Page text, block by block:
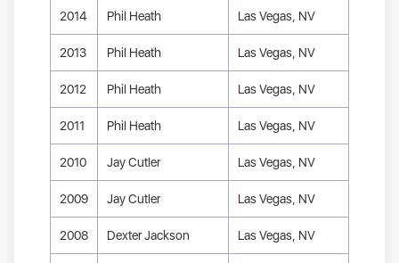
2014 Phil Heath Las Vegas, NV
2013 Phil Heath Las Vegas, NV
2012 Phil Heath Las Vegas, NV
2011 Phil Heath Las Vegas, NV
2010 Jay Cutler Las Vegas, NV
2009 Jay Cutler Las Vegas, NV
2008 Dexter Jackson Las Vegas, NV